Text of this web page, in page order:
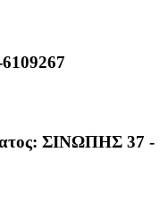
ΣΙΝΩΠΗΣ 37 -